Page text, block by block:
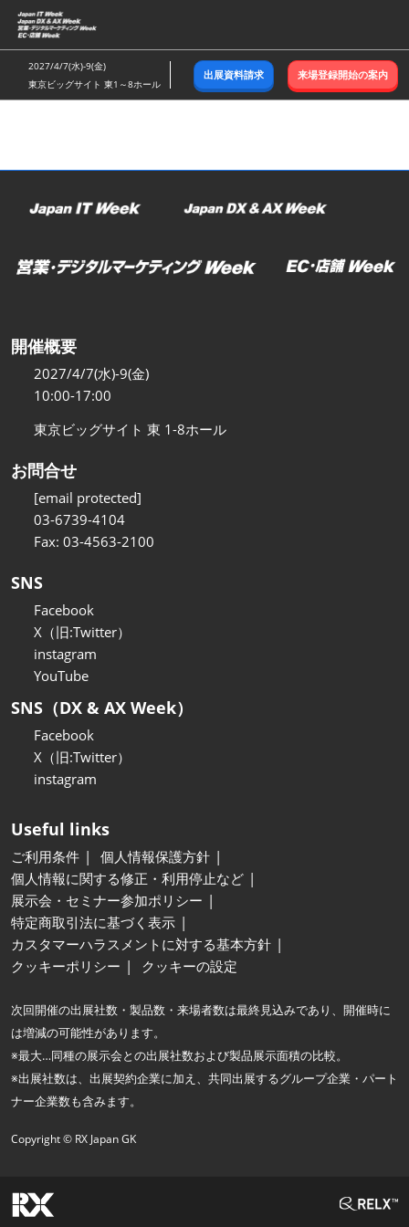
ス
キ
ッ
し
む
2027/4/7(水)-9(金)
東京ビッグサイト 東1～8ホール
出展資料請求 来場登録開始の案内
開催概要
2027/4/7(水)-9(金)
10:00-17:00
東京ビッグサイト 東 1-8ホール
お問合せ
[email protected]
03-6739-4104
Fax: 03-4563-2100
SNS
Facebook
X（旧:Twitter）
instagram
YouTube
SNS（DX & AX Week）
Facebook
X（旧:Twitter）
instagram
Useful links
ご利用条件
個人情報保護方針
個人情報に関する修正・利用停止など
展示会・セミナー参加ポリシー
特定商取引法に基づく表示
カスタマーハラスメントに対する基本方針
クッキーポリシー
クッキーの設定
次回開催の出展社数・製品数・来場者数は最終見込みであり、開催時に
は増減の可能性があります。
※最大…同種の展示会との出展社数および製品展示面積の比較。
※出展社数は、出展契約企業に加え、共同出展するグループ企業・パート
ナー企業数も含みます。
Copyright © RX Japan GK